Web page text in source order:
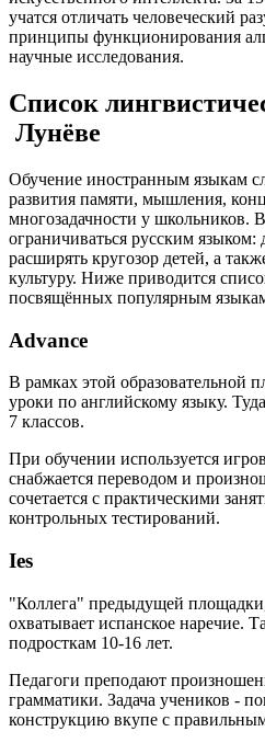
учатся отличать человеческий
принципы функционирования
научные исследования.
Список
Лунёве
Обучение иностранным языкам
развития памяти, мышления,
многозадачности у школьников.
ограничиваться русским языком:
расширять кругозор детей, а
культуру. Ниже приводится
посвящённых популярным
Advance
В рамках этой образовательной
уроки по английскому языку.
7 классов.
При обучении используется
снабжается переводом и
сочетается с практическими
контрольных тестирований.
Ies
"Коллега" предыдущей
охватывает испанское наречие.
подросткам 10-16 лет.
Педагоги преподают
грамматики. Задача учеников -
конструкцию вкупе с